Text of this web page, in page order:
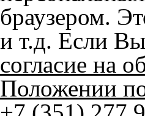
Положении
+7 (351) 277